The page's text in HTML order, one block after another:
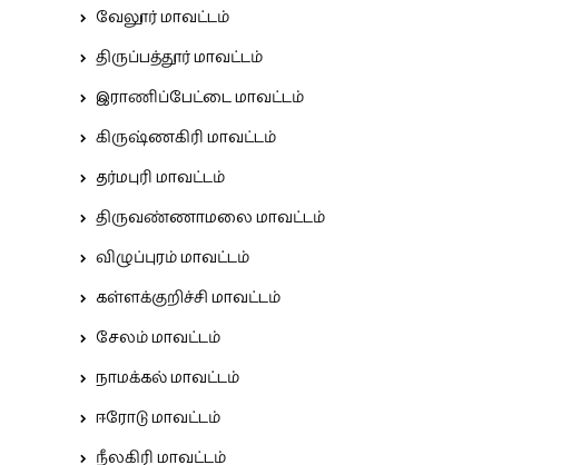
வேலூர் மாவட்டம்
திருப்பத்தூர் மாவட்டம்
இராணிப்பேட்டை மாவட்டம்
கிருஷ்ணகிரி மாவட்டம்
தர்மபுரி மாவட்டம்
திருவண்ணாமலை மாவட்டம்
விழுப்புரம் மாவட்டம்
கள்ளக்குறிச்சி மாவட்டம்
சேலம் மாவட்டம்
நாமக்கல் மாவட்டம்
ஈரோடு மாவட்டம்
நீலகிரி மாவட்டம்